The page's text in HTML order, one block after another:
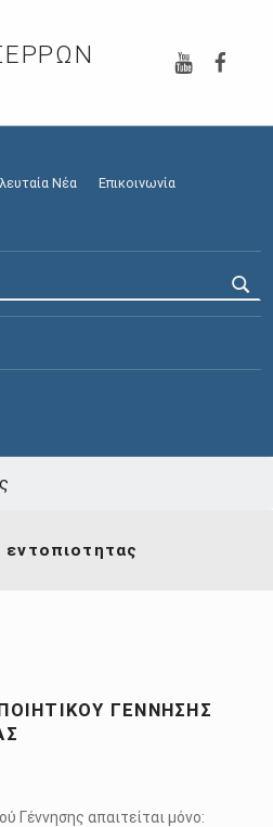
Νέα Επικοινωνία
εντοπιοτητας
ΓΕΝΝΗΣΗΣ
Γέννησης απαιτείται μόνο: